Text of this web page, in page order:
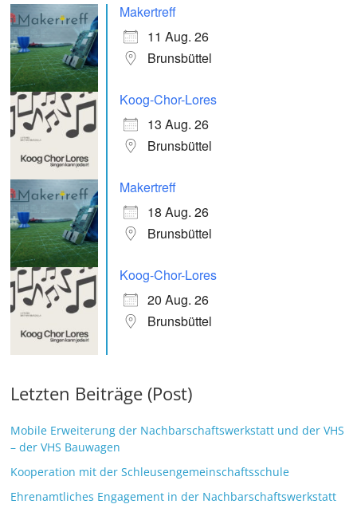
Makertreff
11 Aug. 26
Brunsbüttel
Koog-Chor-Lores
13 Aug. 26
Brunsbüttel
Makertreff
18 Aug. 26
Brunsbüttel
Koog-Chor-Lores
20 Aug. 26
Brunsbüttel
Letzten Beiträge (Post)
Mobile Erweiterung der Nachbarschaftswerkstatt und der VHS
– der VHS Bauwagen
Kooperation mit der Schleusengemeinschaftsschule
Ehrenamtliches Engagement in der Nachbarschaftswerkstatt